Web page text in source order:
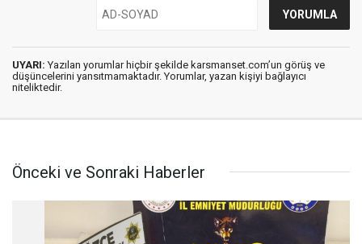
UYARI: Yazılan yorumlar hiçbir şekilde karsmanset.com’un görüş ve
düşüncelerini yansıtmamaktadır. Yorumlar, yazan kişiyi bağlayıcı
niteliktedir.
Önceki ve Sonraki Haberler